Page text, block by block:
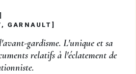
GARNAULT]
gardisme. L'unique et sa
relatifs à l'éclatement de